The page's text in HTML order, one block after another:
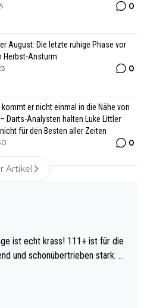
0
August: Die letzte ruhige Phase vor
Herbst-Ansturm
0
er nicht einmal in die Nähe von
– Darts-Analysten halten Luke Littler
für den Besten aller Zeiten
0
Artikel
krass! 111+ ist für die
und schonübertrieben stark. U